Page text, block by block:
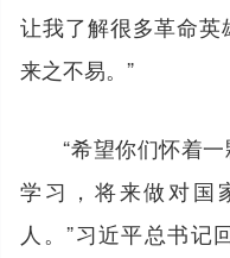
让我了解很多革命
来之不易。”
“希望你们怀着
学习，将来做对国
人。”习近平总书记